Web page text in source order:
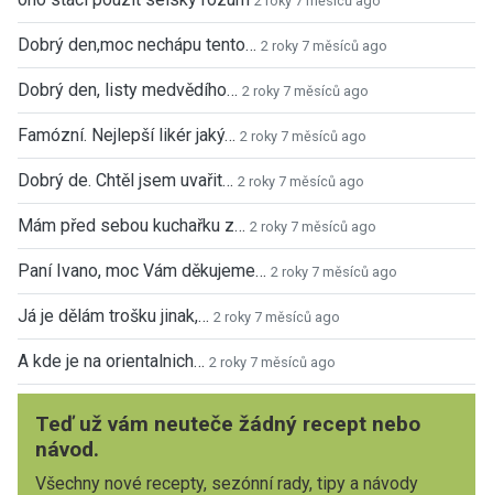
Dobrý den,moc nechápu tento… 2 roky 7 měsíců ago
Dobrý den, listy medvědího… 2 roky 7 měsíců ago
Famózní. Nejlepší likér jaký… 2 roky 7 měsíců ago
Dobrý de. Chtěl jsem uvařit… 2 roky 7 měsíců ago
Mám před sebou kuchařku z… 2 roky 7 měsíců ago
Paní Ivano, moc Vám děkujeme… 2 roky 7 měsíců ago
Já je dělám trošku jinak,… 2 roky 7 měsíců ago
A kde je na orientalnich… 2 roky 7 měsíců ago
Teď už vám neuteče žádný recept nebo
návod.
Všechny nové recepty, sezónní rady, tipy a návody